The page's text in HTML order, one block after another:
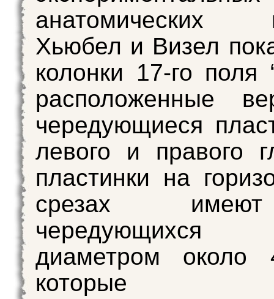
анатомических
Хьюбел и Визел
колонки 17-го поля
расположенные
чередующиеся
левого и правого
пластинки на
срезах
чередующихся
диаметром около
которые